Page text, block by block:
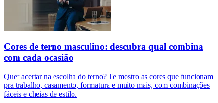
Cores de terno masculino: descubra qual combina
com cada ocasião
Quer acertar na escolha do terno? Te mostro as cores que funcionam
pra trabalho, casamento, formatura e muito mais, com combinações
fáceis e cheias de estilo.